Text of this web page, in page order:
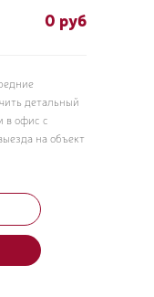
0 руб
детальный
в офис с
на объект